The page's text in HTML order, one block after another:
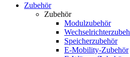
Zubehör
Zubehör
Modulzubehör
Speicherzubehör
E-Mobility-Zubehör